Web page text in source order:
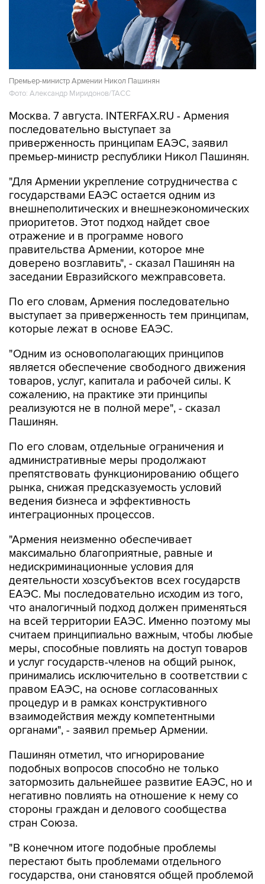
Премьер-министр Армении Никол Пашинян
Фото: Александр Миридонов/ТАСС
Москва. 7 августа. INTERFAX.RU - Армения
последовательно выступает за
приверженность принципам ЕАЭС, заявил
премьер-министр республики Никол Пашинян.
"Для Армении укрепление сотрудничества с
государствами ЕАЭС остается одним из
внешнеполитических и внешнеэкономических
приоритетов. Этот подход найдет свое
отражение и в программе нового
правительства Армении, которое мне
доверено возглавить", - сказал Пашинян на
заседании Евразийского межправсовета.
По его словам, Армения последовательно
выступает за приверженность тем принципам,
которые лежат в основе ЕАЭС.
"Одним из основополагающих принципов
является обеспечение свободного движения
товаров, услуг, капитала и рабочей силы. К
сожалению, на практике эти принципы
реализуются не в полной мере", - сказал
Пашинян.
По его словам, отдельные ограничения и
административные меры продолжают
препятствовать функционированию общего
рынка, снижая предсказуемость условий
ведения бизнеса и эффективность
интеграционных процессов.
"Армения неизменно обеспечивает
максимально благоприятные, равные и
недискриминационные условия для
деятельности хозсубъектов всех государств
ЕАЭС. Мы последовательно исходим из того,
что аналогичный подход должен применяться
на всей территории ЕАЭС. Именно поэтому мы
считаем принципиально важным, чтобы любые
меры, способные повлиять на доступ товаров
и услуг государств-членов на общий рынок,
принимались исключительно в соответствии с
правом ЕАЭС, на основе согласованных
процедур и в рамках конструктивного
взаимодействия между компетентными
органами", - заявил премьер Армении.
Пашинян отметил, что игнорирование
подобных вопросов способно не только
затормозить дальнейшее развитие ЕАЭС, но и
негативно повлиять на отношение к нему со
стороны граждан и делового сообщества
стран Союза.
"В конечном итоге подобные проблемы
перестают быть проблемами отдельного
государства, они становятся общей проблемой